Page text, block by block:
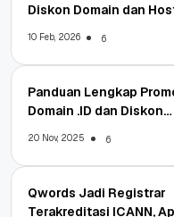
Diskon Domain dan
10 Feb, 2026 6
Panduan Lengkap
Domain .ID dan Diskon
20 Nov, 2025 6
Qwords Jadi Registrar
Terakreditasi ICANN,